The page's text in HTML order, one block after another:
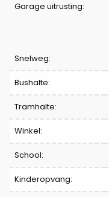
Garage uitrusting:
Comfort
Snelweg:
Bushalte:
Tramhalte:
Winkel:
School:
Kinderopvang: